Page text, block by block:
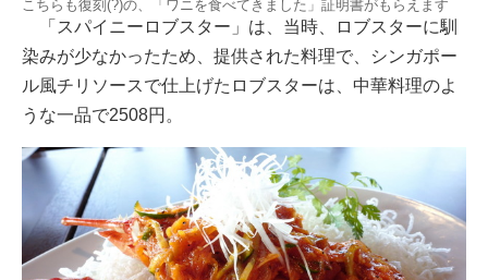
こちらも復刻(?)の、「ワニを食べてきました」証明書がもらえます
「スパイニーロブスター」は、当時、ロブスターに馴
染みが少なかったため、提供された料理で、シンガポー
ル風チリソースで仕上げたロブスターは、中華料理のよ
うな一品で2508円。